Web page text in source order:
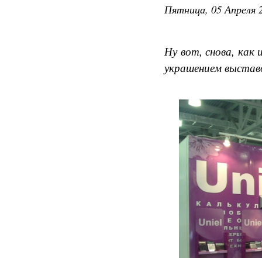
Пятница, 05 Апреля
Ну вот, снова, как
украшением